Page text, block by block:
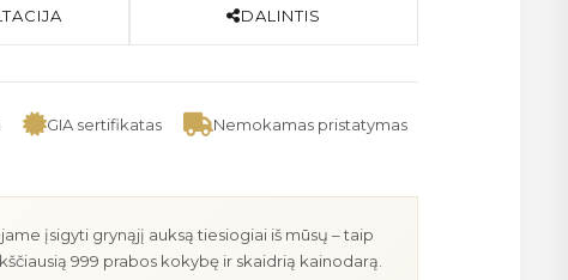
DALINTIS
GIA sertifikatas Nemokamas pristatymas
įsigyti grynąjį auksą tiesiogiai iš mūsų – taip
999 prabos kokybę ir skaidrią kainodarą.